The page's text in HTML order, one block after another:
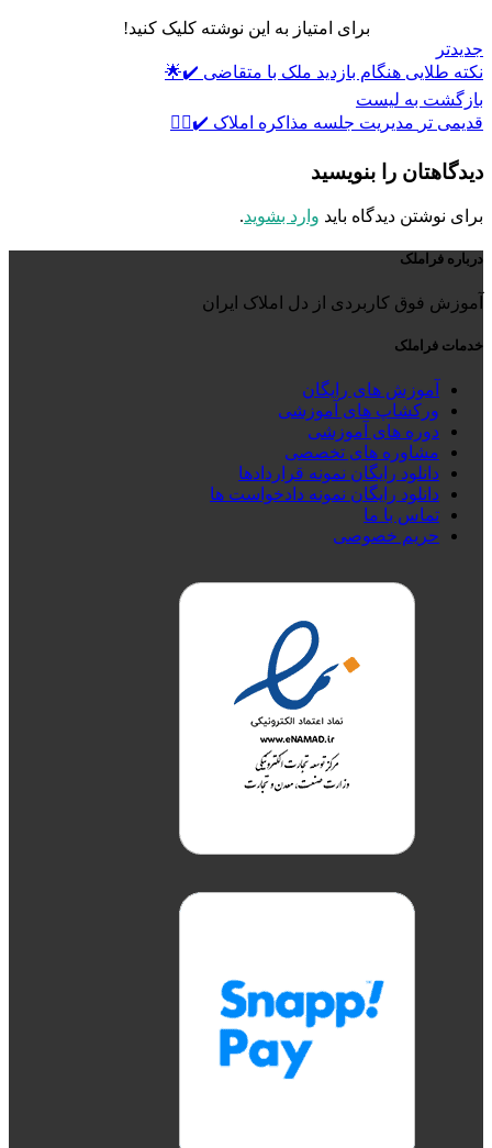
برای امتیاز به این نوشته کلیک کنید!
جدیدتر
نکته طلایی هنگام بازدید ملک با متقاضی ✔️🌟
بازگشت به لیست
قدیمی تر مدیریت جلسه مذاکره املاک ✔️👌🏻
دیدگاهتان را بنویسید
برای نوشتن دیدگاه باید وارد بشوید.
درباره فراملک
آموزش فوق کاربردی از دل املاک ایران
خدمات فراملک
آموزش های رایگان
ورکشاپ های آموزشی
دوره های آموزشی
مشاوره های تخصصی
دانلود رایگان نمونه قراردادها
دانلود رایگان نمونه دادخواست ها
تماس با ما
حریم خصوصی